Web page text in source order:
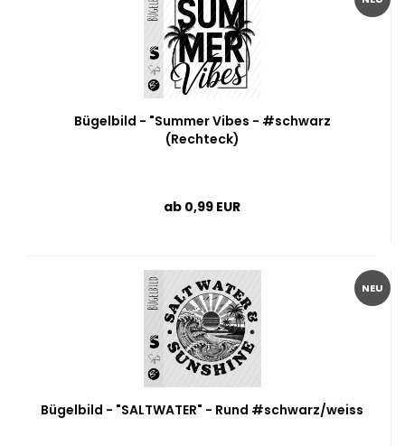
Bügelbild - "Summer Vibes - #schwarz
(Rechteck)
ab 0,99 EUR
NEU
Bügelbild - "SALTWATER" - Rund #schwarz/weiss